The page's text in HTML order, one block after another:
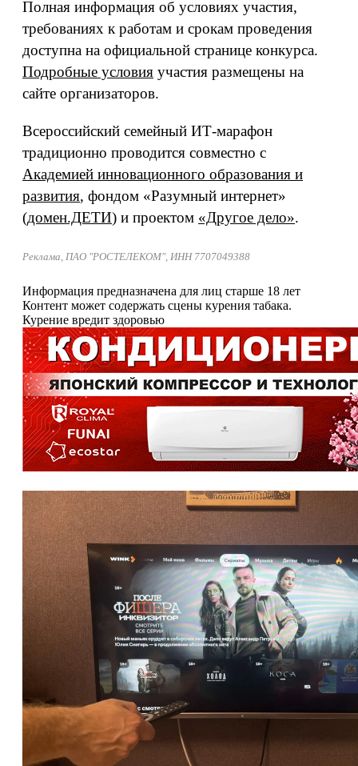
Полная информация об условиях участия,
требованиях к работам и срокам проведения
доступна на официальной странице конкурса.
Подробные условия участия размещены на
сайте организаторов.
Всероссийский семейный ИТ-марафон
традиционно проводится совместно с
Академией инновационного образования и
развития, фондом «Разумный интернет»
(домен.ДЕТИ) и проектом «Другое дело».
Реклама, ПАО "РОСТЕЛЕКОМ", ИНН 7707049388
Информация предназначена для лиц старше 18 лет
Контент может содержать сцены курения табака.
Курение вредит здоровью